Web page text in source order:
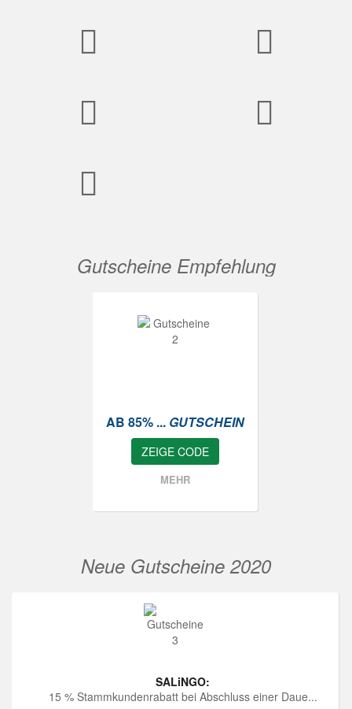
Gutscheine Empfehlung
AB 85% ... GUTSCHEIN
ZEIGE CODE
MEHR
Neue Gutscheine 2020
SALiNGO:
15 % Stammkundenrabatt bei Abschluss einer Daue...